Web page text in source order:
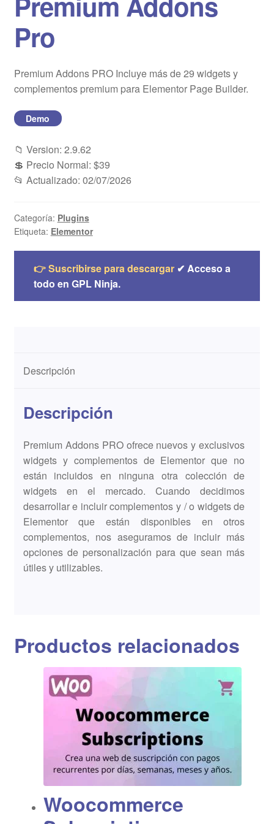
Blog
Mi cuenta
Pro
Premium Addons PRO Incluye más de 29 widgets y
complementos premium para Elementor Page Builder.
Demo
📁 Version: 2.9.62
💲 Precio Normal: $39
📂 Actualizado: 02/07/2026
Categoría: Plugins
Etiqueta: Elementor
👉 Suscribirse para descargar✔ Acceso a
todo en GPL Ninja.
Descripción
Descripción
Premium Addons PRO ofrece nuevos y exclusivos
widgets y complementos de Elementor que no
están incluidos en ninguna otra colección de
widgets en el mercado. Cuando decidimos
desarrollar e incluir complementos y / o widgets de
Elementor que están disponibles en otros
complementos, nos aseguramos de incluir más
opciones de personalización para que sean más
útiles y utilizables.
Productos relacionados
Woocommerce